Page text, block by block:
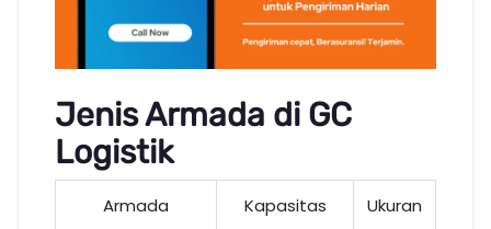
Jenis Armada di GC
Logistik
Armada Kapasitas Ukuran